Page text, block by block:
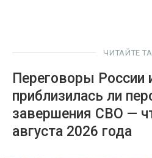
ЧИТАЙТЕ
Переговоры России
приблизилась ли
завершения СВО —
августа 2026 года